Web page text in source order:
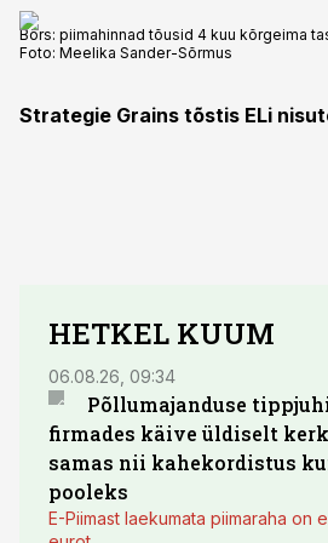
Börs: piimahinnad tõusid 4 kuu kõrgeima
Foto: Meelika Sander-Sõrmus
Strategie Grains tõstis ELi
HETKEL KUUM
06.08.26, 09:34
Põllumajanduse
firmades käive üldiselt
samas nii kahekordistus
pooleks
E-Piimast laekumata piimaraha on